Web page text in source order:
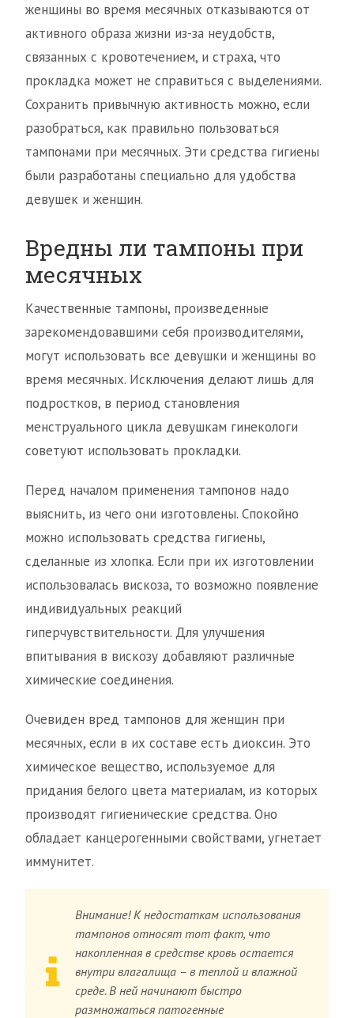
женщины во время месячных отказываются от
активного образа жизни из-за неудобств,
связанных с кровотечением, и страха, что
прокладка может не справиться с выделениями.
Сохранить привычную активность можно, если
разобраться, как правильно пользоваться
тампонами при месячных. Эти средства гигиены
были разработаны специально для удобства
девушек и женщин.
Вредны ли тампоны при
месячных
Качественные тампоны, произведенные
зарекомендовавшими себя производителями,
могут использовать все девушки и женщины во
время месячных. Исключения делают лишь для
подростков, в период становления
менструального цикла девушкам гинекологи
советуют использовать прокладки.
Перед началом применения тампонов надо
выяснить, из чего они изготовлены. Спокойно
можно использовать средства гигиены,
сделанные из хлопка. Если при их изготовлении
использовалась вискоза, то возможно появление
индивидуальных реакций
гиперчувствительности. Для улучшения
впитывания в вискозу добавляют различные
химические соединения.
Очевиден вред тампонов для женщин при
месячных, если в их составе есть диоксин. Это
химическое вещество, используемое для
придания белого цвета материалам, из которых
производят гигиенические средства. Оно
обладает канцерогенными свойствами, угнетает
иммунитет.
Внимание! К недостаткам использования
тампонов относят тот факт, что
накопленная в средстве кровь остается
внутри влагалища – в теплой и влажной
среде. В ней начинают быстро
размножаться патогенные